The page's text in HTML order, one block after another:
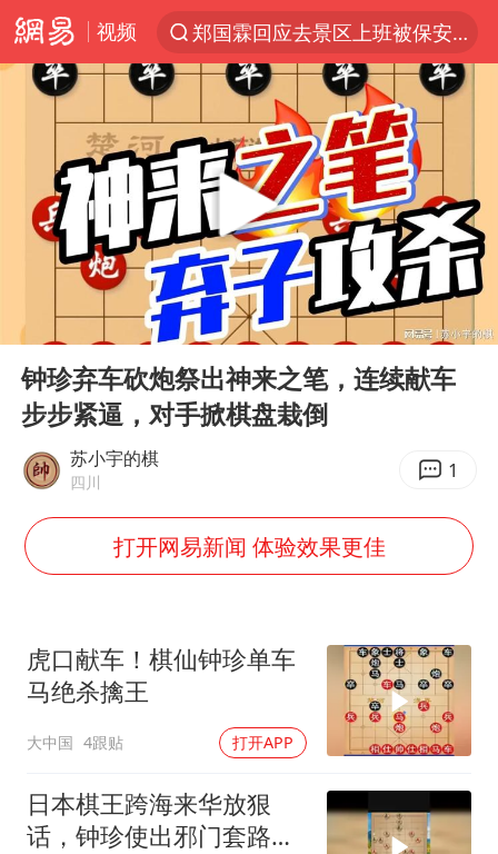
视频
郑国霖回应去景区上班被保安拦下
聚“绿”成势，结构转型活力足
印度暴发金迪普拉病毒
41岁女子为鼓励女儿考上985研究生
80后女柜员获聘4200亿银行副行长
陕西潼关强降雨引发土崖滑坡1人失联
陕西柞水县突发泥石流致1死2失联
24小时不关空调 电费反而更低？
“事业单位招聘不是人情买卖”
你常吃的兰州拉面要改名了
河南试行周五下午弹性离岗
小伙靠AI减肥 45天瘦40斤进了ICU
李亚鹏向地铁吐血女孩捐99999元
新华社权威快报|我国编制完成新版全月地质图
中国经济展现强大韧性和活力
Play
00:00 05:42
钟珍弃车砍炮祭出神来之笔，连续献车
步步紧逼，对手掀棋盘栽倒
苏小宇的棋
四川 1
打开网易新闻 体验效果更佳
虎口献车！棋仙钟珍单车
马绝杀擒王
大中国 4跟贴 打开APP
日本棋王跨海来华放狠
话，钟珍使出邪门套路绝